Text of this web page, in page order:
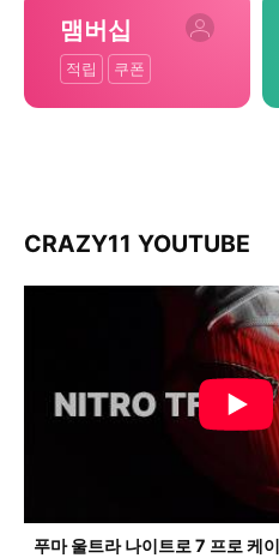
맴버십
적립 쿠폰
CRAZY11 YOUTUBE
푸마 울트라 나이트로 7 프로